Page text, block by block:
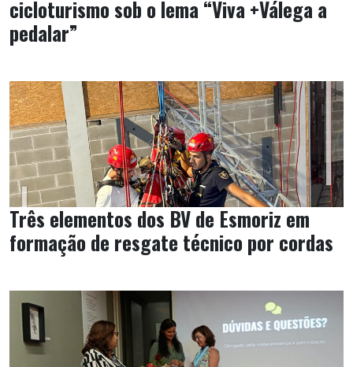
cicloturismo sob o lema “Viva +Válega a
pedalar”
Três elementos dos BV de Esmoriz em
formação de resgate técnico por cordas